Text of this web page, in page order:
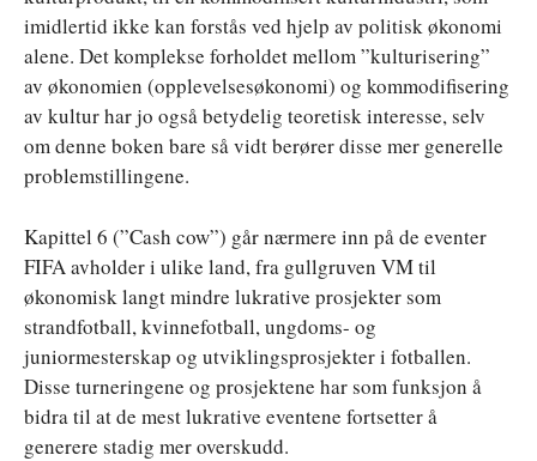
imidlertid ikke kan forstås ved hjelp av politisk økonomi
alene. Det komplekse forholdet mellom ”kulturisering”
av økonomien (opplevelsesøkonomi) og kommodifisering
av kultur har jo også betydelig teoretisk interesse, selv
om denne boken bare så vidt berører disse mer generelle
problemstillingene.
Kapittel 6 (”Cash cow”) går nærmere inn på de eventer
FIFA avholder i ulike land, fra gullgruven VM til
økonomisk langt mindre lukrative prosjekter som
strandfotball, kvinnefotball, ungdoms- og
juniormesterskap og utviklingsprosjekter i fotballen.
Disse turneringene og prosjektene har som funksjon å
bidra til at de mest lukrative eventene fortsetter å
generere stadig mer overskudd.